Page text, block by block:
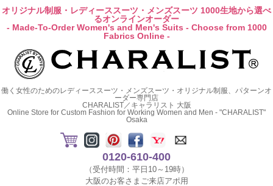
オリジナル制服・レディーススーツ・メンズスーツ 1000生地から選べ
るオンラインオーダー
- Made-To-Order Women's and Men's Suits - Choose from 1000
Fabrics Online -
働く女性のためのレディーススーツ・メンズスーツ・オリジナル制服、パターンオ
ーダー専門店
CHARALIST／キャラリスト 大阪
Online Store for Custom Fashion for Working Women and Men - "CHARALIST"
Osaka
0120-610-400
（受付時間：平日10～19時）
大阪のお客さまご来店アポ用